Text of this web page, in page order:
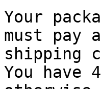
Your
must pay
shipping
You have